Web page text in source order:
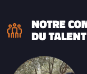
NOTRE
DU